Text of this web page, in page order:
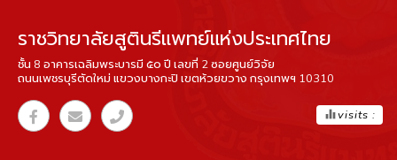
ราชวิทยาลัยสูตินรีแพทย์แห่งประเทศไทย
ชั้น 8 อาคารเฉลิมพระบารมี ๕๐ ปี เลขที่ 2 ซอยศูนย์วิจัย
ถนนเพชรบุรีตัดใหม่ แขวงบางกะปิ เขตห้วยขวาง กรุงเทพฯ 10310
equalizervisits :